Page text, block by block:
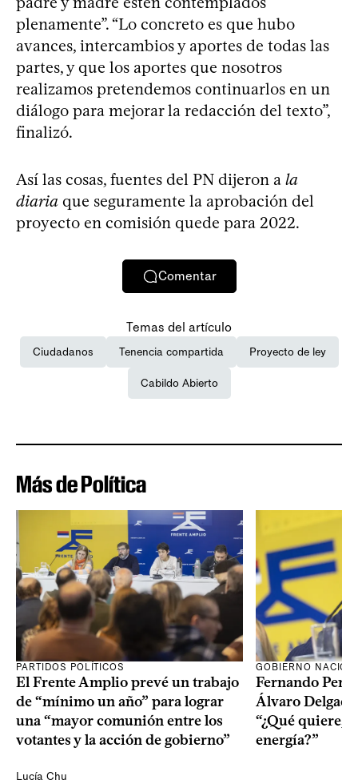
plenamente”. “Lo concreto es que hubo
avances, intercambios y aportes de todas las
partes, y que los aportes que nosotros
realizamos pretendemos continuarlos en un
diálogo para mejorar la redacción del texto”,
finalizó.
Así las cosas, fuentes del PN dijeron a la
diaria que seguramente la aprobación del
proyecto en comisión quede para 2022.
Comentar
Temas del artículo
Ciudadanos Tenencia compartida Proyecto de ley
Cabildo Abierto
Más de Política
PARTIDOS POLÍTICOS
El Frente Amplio prevé un trabajo
de “mínimo un año” para lograr
una “mayor comunión entre los
votantes y la acción de gobierno”
Lucía Chu
GOBIERNO
Fernando
Álvaro
“¿Qué quiere,
energía?”